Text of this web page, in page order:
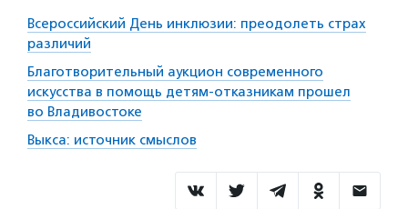
Всероссийский День инклюзии: преодолеть страх
различий
Благотворительный аукцион современного
искусства в помощь детям-отказникам прошел
во Владивостоке
Выкса: источник смыслов